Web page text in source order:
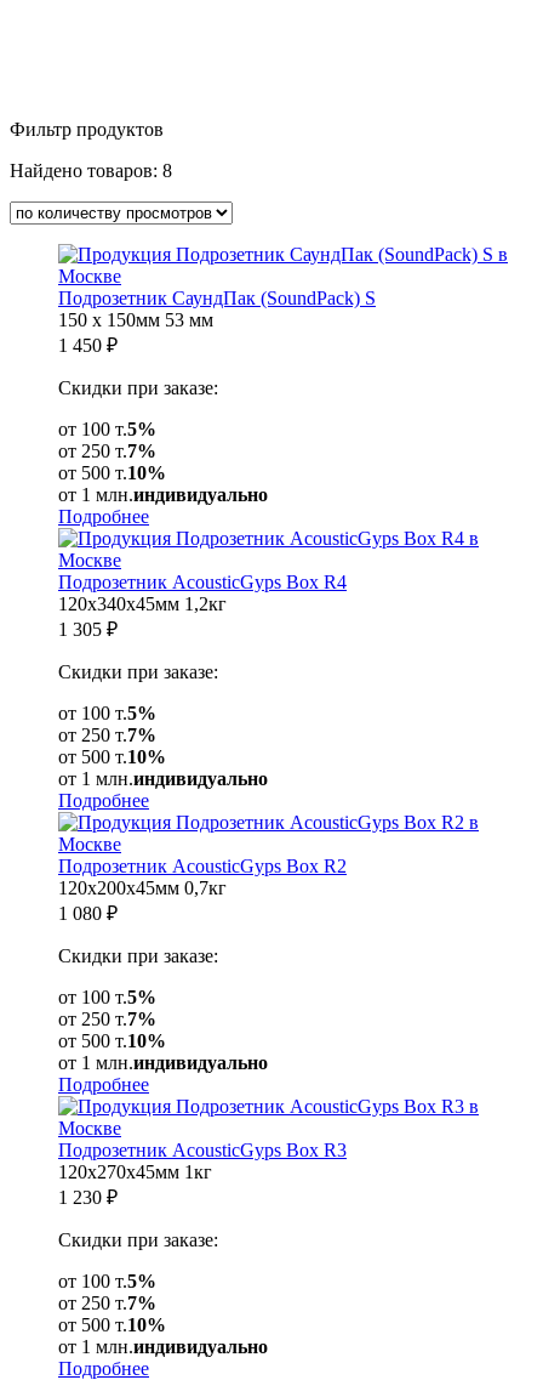
Фильтр продуктов
Найдено товаров: 8
Подрозетник СаундПак (SoundPack) S
150 x 150мм 53 мм
1 450 ₽
Скидки при заказе:
от 100 т.5%
от 250 т.7%
от 500 т.10%
от 1 млн.индивидуально
Подробнее
Подрозетник AcousticGyps Box R4
120x340x45мм 1,2кг
1 305 ₽
Скидки при заказе:
от 100 т.5%
от 250 т.7%
от 500 т.10%
от 1 млн.индивидуально
Подробнее
Подрозетник AcousticGyps Box R2
120x200x45мм 0,7кг
1 080 ₽
Скидки при заказе:
от 100 т.5%
от 250 т.7%
от 500 т.10%
от 1 млн.индивидуально
Подробнее
Подрозетник AcousticGyps Box R3
120x270x45мм 1кг
1 230 ₽
Скидки при заказе:
от 100 т.5%
от 250 т.7%
от 500 т.10%
от 1 млн.индивидуально
Подробнее